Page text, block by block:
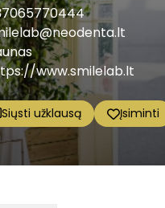
www.smilelab.lt
Siųsti užklausą Įsiminti